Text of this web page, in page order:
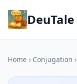
DeuTale
Home › Conjugation ›